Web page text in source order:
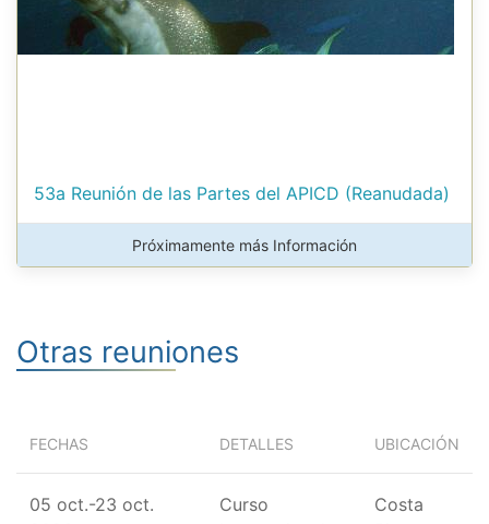
53a Reunión de las Partes del APICD (Reanudada)
Próximamente más Información
Otras reuniones
FECHAS DETALLES UBICACIÓN
05 oct.-23 oct.
Curso
Costa